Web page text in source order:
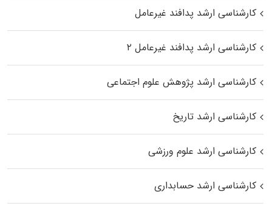
کارشناسی ارشد پدافند غیرعامل
کارشناسی ارشد پدافند غیرعامل ۲
کارشناسی ارشد پژوهش علوم اجتماعی
کارشناسی ارشد تاریخ
کارشناسی ارشد علوم ورزشی
کارشناسی ارشد حسابداری